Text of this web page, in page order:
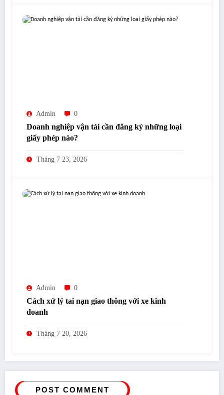
Admin 0
Doanh nghiệp vận tải cần đăng ký những loại
giấy phép nào?
Tháng 7 23, 2026
Admin 0
Cách xử lý tai nạn giao thông với xe kinh
doanh
Tháng 7 20, 2026
POST COMMENT